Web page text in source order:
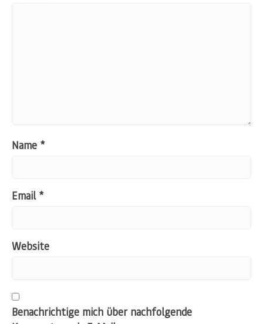
Name *
Email *
Website
Benachrichtige mich über nachfolgende